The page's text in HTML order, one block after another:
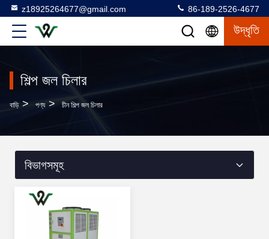
z18925264677@gmail.com 86-189-2526-4677
উদ্ধৃতি
শিল্প জল চিলার
বাড়ি > পণ্য > চীন শিল্প জল চিলার
বিভাগসমূহ